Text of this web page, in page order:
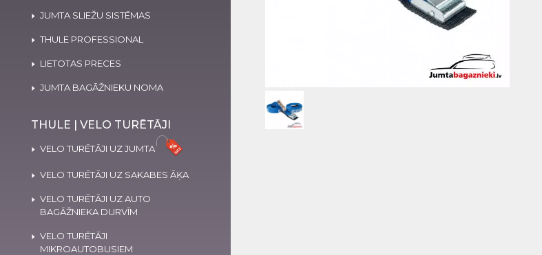
JUMTA SLIEŽU SISTĒMAS
THULE PROFESSIONAL
LIETOTAS PRECES
JUMTA BAGĀŽNIEKU NOMA
THULE | VELO TURĒTĀJI
VELO TURĒTĀJI UZ JUMTA
VELO TURĒTĀJI UZ SAKABES ĀĶA
VELO TURĒTĀJI UZ AUTO
BAGĀŽNIEKA DURVĪM
VELO TURĒTĀJI
MIKROAUTOBUSIEM